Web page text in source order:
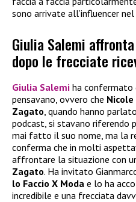
sono arrivate all’influencer
Giulia Salemi
dopo le frecciate
Giulia Salemi ha
pensavano, ovvero che
Zagato , quando hanno
podcast, si stavano riferendo
mai fatto il suo nome, ma la
conferma che in molti
affrontare la situazione con
Zagato. Ha invitato
lo Faccio X Moda e lo ha
incredibile e una frecciata